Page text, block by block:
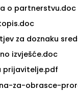
o partnerstvu.doc
za doznaku
izvješće.doc
prijavitelje.pdf
za-obrasce-